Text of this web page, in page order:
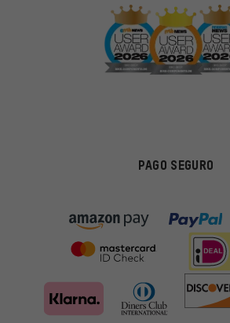
PAGO SEGURO